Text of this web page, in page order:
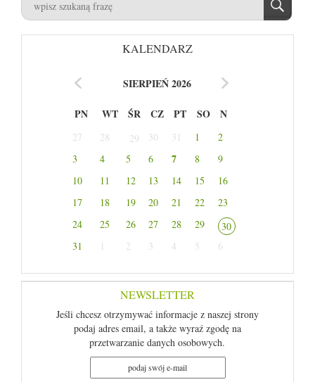
KALENDARZ
SIERPIEŃ 2026
PN WT ŚR CZ PT SO N
27 28 29 30 31 1
2
3
4 5 6 7 8
9
10
11 12 13 14 15
16
17
18 19 20 21 22
23
24
25 26 27 28 29
30
31
1 2 3 4 5 6
NEWSLETTER
Jeśli chcesz otrzymywać informacje z naszej strony
podaj adres email, a także wyraź zgodę na
przetwarzanie danych osobowych.